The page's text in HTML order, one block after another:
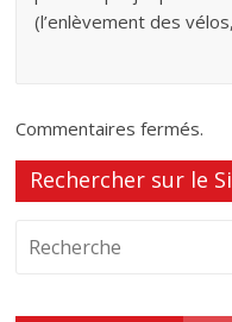
(l’enlèvement des
Commentaires fermés.
Rechercher sur le